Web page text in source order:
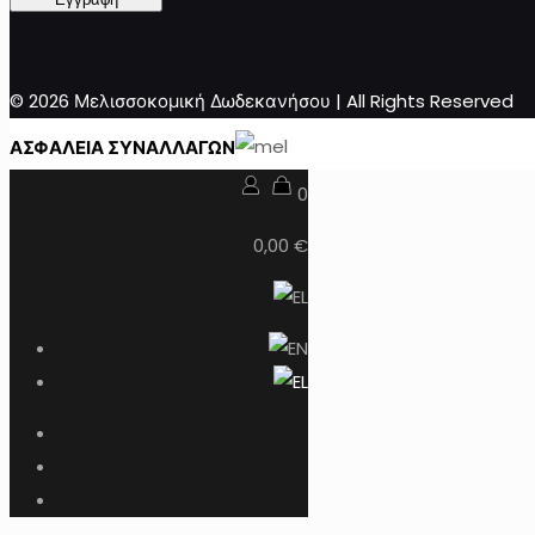
© 2026 Μελισσοκομική Δωδεκανήσου | All Rights Reserved
ΑΣΦΑΛΕΙΑ ΣΥΝΑΛΛΑΓΩΝ
0
0,00 €